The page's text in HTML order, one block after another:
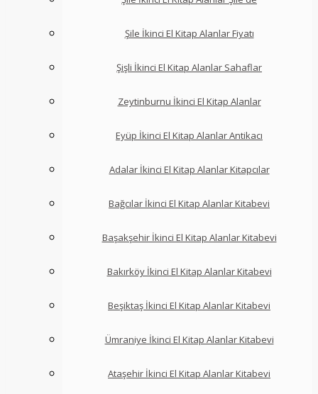
Şile İkinci El Kitap Alanlar Fiyatı
Şişli İkinci El Kitap Alanlar Sahaflar
Zeytinburnu İkinci El Kitap Alanlar
Eyüp İkinci El Kitap Alanlar Antikacı
Adalar İkinci El Kitap Alanlar Kitapcılar
Bağcılar İkinci El Kitap Alanlar Kitabevi
Başakşehir İkinci El Kitap Alanlar Kitabevi
Bakırköy İkinci El Kitap Alanlar Kitabevi
Beşiktaş İkinci El Kitap Alanlar Kitabevi
Ümraniye İkinci El Kitap Alanlar Kitabevi
Ataşehir İkinci El Kitap Alanlar Kitabevi